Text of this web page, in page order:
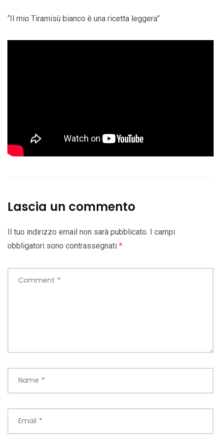
“Il mio Tiramisù bianco è una ricetta leggera”
Lascia un commento
Il tuo indirizzo email non sarà pubblicato. I campi
obbligatori sono contrassegnati *
Comment *
Name *
Email *